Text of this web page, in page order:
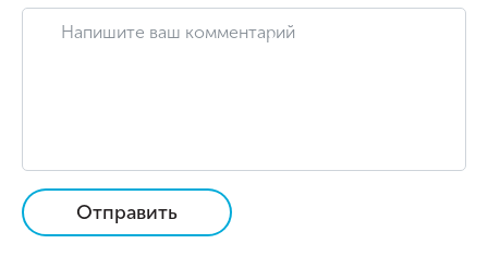
Отправить